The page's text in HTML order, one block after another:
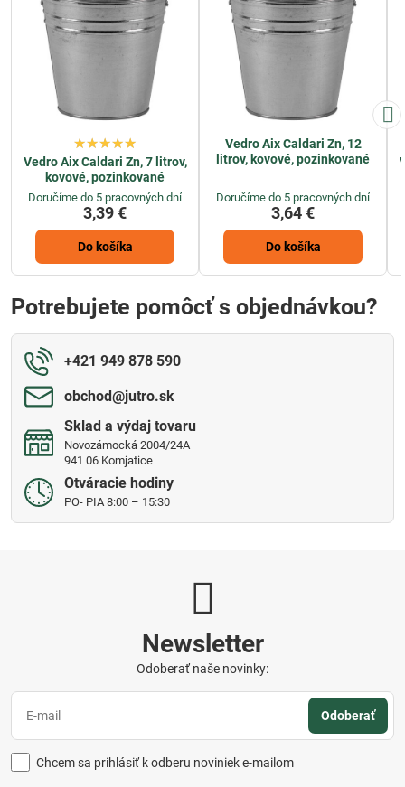
Vedro Aix Caldari Zn, 7 litrov,
kovové, pozinkované
Doručíme do 5 pracovných dní
3,39 €
Do košíka
Vedro Aix Caldari Zn, 12
litrov, kovové, pozinkované
Doručíme do 5 pracovných dní
3,64 €
Do košíka
Potrebujete pomôcť s objednávkou?
+421 949 878 590
obchod​@jutro​.sk
Sklad a výdaj tovaru
Novozámocká 2004/24A
941 06 Komjatice
Otváracie hodiny
PO- PIA 8:00 – 15:30
Newsletter
Odoberať naše novinky:
Odoberať
Chcem sa prihlásiť k odberu noviniek e-mailom